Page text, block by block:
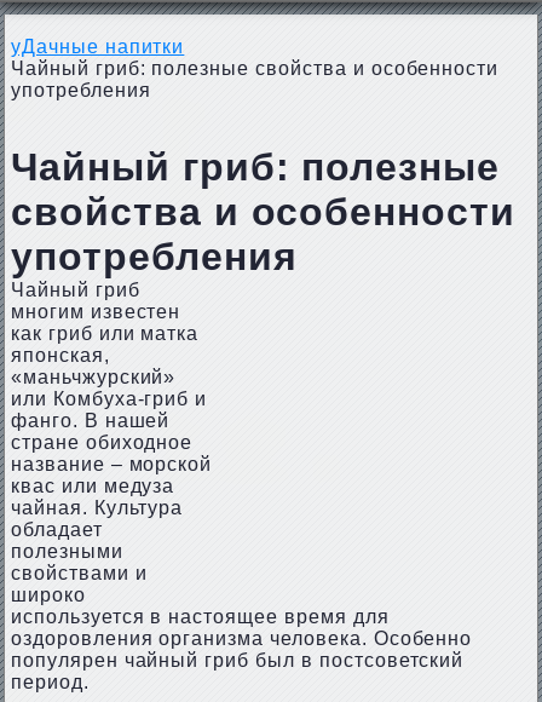
уДачные напитки
Чайный гриб: полезные свойства и особенности
употребления
Чайный гриб: полезные
свойства и особенности
употребления
Чайный гриб
многим известен
как гриб или матка
японская,
«маньчжурский»
или Комбуха-гриб и
фанго. В нашей
стране обиходное
название – морской
квас или медуза
чайная. Культура
обладает
полезными
свойствами и
широко
используется в настоящее время для
оздоровления организма человека. Особенно
популярен чайный гриб был в постсоветский
период.